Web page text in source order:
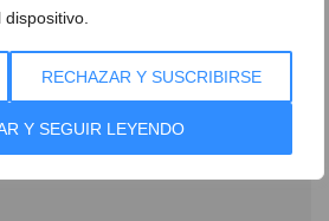
RECHAZAR Y SUSCRIBIRSE
Y SEGUIR LEYENDO